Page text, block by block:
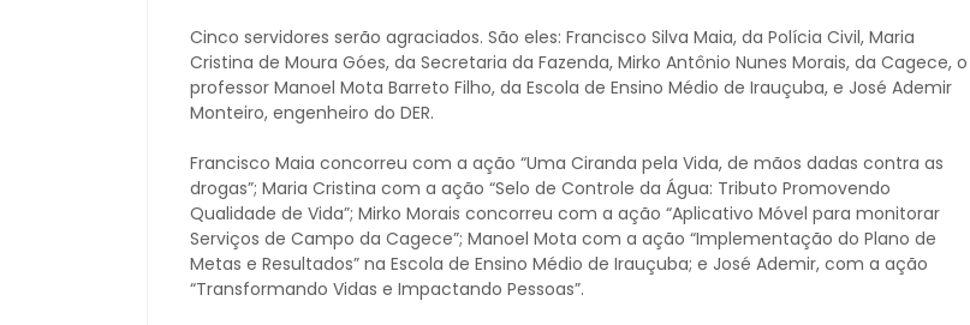
Cinco servidores serão agraciados. São eles: Francisco Silva Maia, da Polícia Civil, Maria
Cristina de Moura Góes, da Secretaria da Fazenda, Mirko Antônio Nunes Morais, da Cagece, o
professor Manoel Mota Barreto Filho, da Escola de Ensino Médio de Irauçuba, e José Ademir
Monteiro, engenheiro do DER.
Francisco Maia concorreu com a ação “Uma Ciranda pela Vida, de mãos dadas contra as
drogas”; Maria Cristina com a ação “Selo de Controle da Água: Tributo Promovendo
Qualidade de Vida”; Mirko Morais concorreu com a ação “Aplicativo Móvel para monitorar
Serviços de Campo da Cagece”; Manoel Mota com a ação “Implementação do Plano de
Metas e Resultados” na Escola de Ensino Médio de Irauçuba; e José Ademir, com a ação
“Transformando Vidas e Impactando Pessoas”.